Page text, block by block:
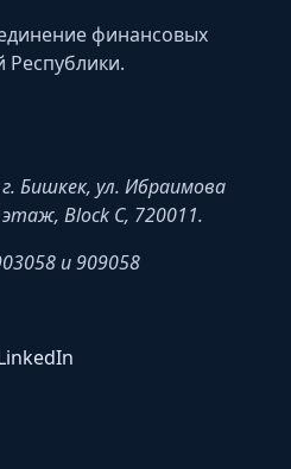
финансовых
Республики.
Бишкек, ул. Ибраимова
Block C, 720011.
и 909058